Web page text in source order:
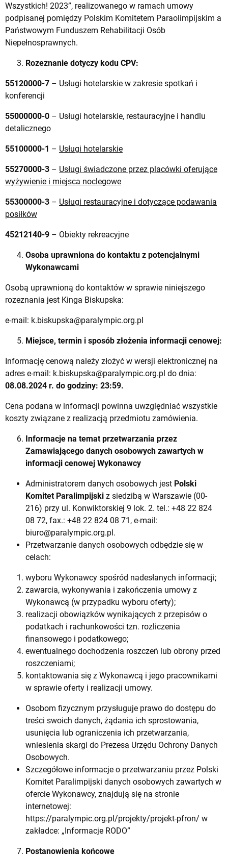
Wszystkich! 2023”, realizowanego w ramach umowy
podpisanej pomiędzy Polskim Komitetem Paraolimpijskim a
Państwowym Funduszem Rehabilitacji Osób
Niepełnosprawnych.
Rozeznanie dotyczy kodu CPV:
55120000-7 – Usługi hotelarskie w zakresie spotkań i
konferencji
55000000-0 – Usługi hotelarskie, restauracyjne i handlu
detalicznego
55100000-1 – Usługi hotelarskie
55270000-3 – Usługi świadczone przez placówki oferujące
wyżywienie i miejsca noclegowe
55300000-3 – Usługi restauracyjne i dotyczące podawania
posiłków
45212140-9 – Obiekty rekreacyjne
Osoba uprawniona do kontaktu z potencjalnymi
Wykonawcami
Osobą uprawnioną do kontaktów w sprawie niniejszego
rozeznania jest Kinga Biskupska:
e-mail: k.biskupska@paralympic.org.pl
Miejsce, termin i sposób złożenia informacji cenowej:
Informację cenową należy złożyć w wersji elektronicznej na
adres e-mail: k.biskupska@paralympic.org.pl do dnia:
08.08.2024 r. do godziny: 23:59.
Cena podana w informacji powinna uwzględniać wszystkie
koszty związane z realizacją przedmiotu zamówienia.
Informacje na temat przetwarzania przez
Zamawiającego danych osobowych zawartych w
informacji cenowej Wykonawcy
Administratorem danych osobowych jest Polski
Komitet Paralimpijski z siedzibą w Warszawie (00-
216) przy ul. Konwiktorskiej 9 lok. 2. tel.: +48 22 824
08 72, fax.: +48 22 824 08 71, e-mail:
biuro@paralympic.org.pl.
Przetwarzanie danych osobowych odbędzie się w
celach:
wyboru Wykonawcy spośród nadesłanych informacji;
zawarcia, wykonywania i zakończenia umowy z
Wykonawcą (w przypadku wyboru oferty);
realizacji obowiązków wynikających z przepisów o
podatkach i rachunkowości tzn. rozliczenia
finansowego i podatkowego;
ewentualnego dochodzenia roszczeń lub obrony przed
roszczeniami;
kontaktowania się z Wykonawcą i jego pracownikami
w sprawie oferty i realizacji umowy.
Osobom fizycznym przysługuje prawo do dostępu do
treści swoich danych, żądania ich sprostowania,
usunięcia lub ograniczenia ich przetwarzania,
wniesienia skargi do Prezesa Urzędu Ochrony Danych
Osobowych.
Szczegółowe informacje o przetwarzaniu przez Polski
Komitet Paralimpijski danych osobowych zawartych w
ofercie Wykonawcy, znajdują się na stronie
internetowej:
https://paralympic.org.pl/projekty/projekt-pfron/ w
zakładce: „Informacje RODO”
Postanowienia końcowe